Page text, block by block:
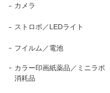
カメラ
ストロボ／LEDライト
フイルム／電池
カラー印画紙薬品／ミニラボ
消耗品